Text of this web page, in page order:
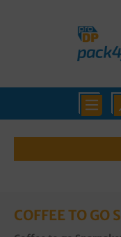
COFFEE TO GO